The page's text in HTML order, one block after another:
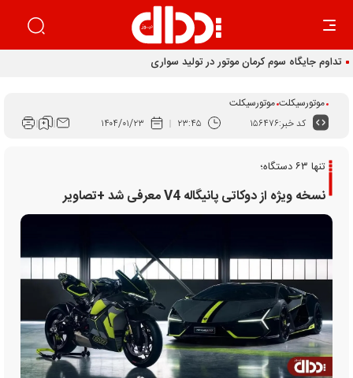
تداوم جایگاه سوم کرمان موتور در تولید سواری
موتورسیکلت موتورسیکلت
کد خبر:۱۵۶۴۷۶ ۲۳:۴۵ ۱۴۰۴/۰۱/۲۳
تنها ۶۳ دستگاه؛
نسخه ویژه از دوکاتی پانیگاله V4 معرفی شد +تصاویر